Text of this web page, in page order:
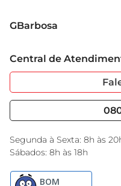
Grupo Cencosud
Sobre Privacidade
Portal do Fornecedo
Nossas Lojas
GBarbosa
Garantia Estendida
Serviços
Black Friday
Encarte do Dia
Central de
Segunda à Sexta: 8h às
Sábados: 8h às 18h